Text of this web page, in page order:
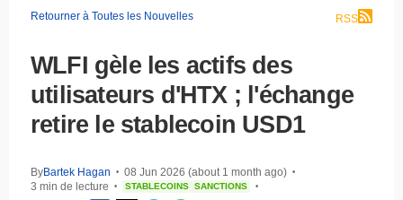
Retourner à Toutes les Nouvelles RSS
WLFI gèle les actifs des
utilisateurs d'HTX ; l'échange
retire le stablecoin USD1
ByBartek Hagan • 08 Jun 2026 (about 1 month ago) •
3 min de lecture • STABLECOINS SANCTIONS •